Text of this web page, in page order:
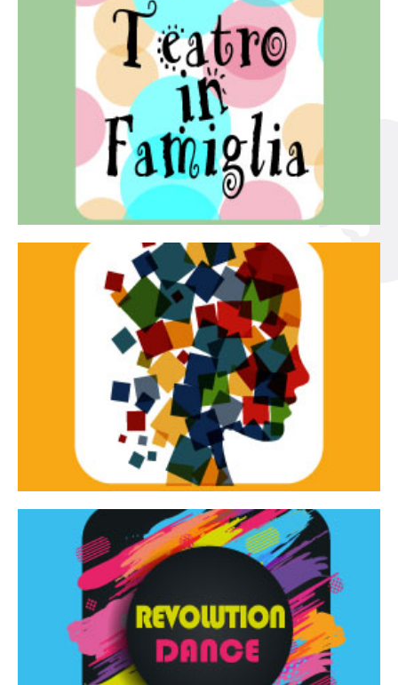
Teatro in famiglia
Teatro In Famiglia è una rassegna di teatro concepita
per far condividere e godere del teatro all’intera
famiglia.
Continua
Tracce dinamiche
Tracce Dinamiche è una rassegna di teatro
d’innovazione e sperimentale.
Continua
Revolution Dance
Rassegna di danza contemporanea – I Edizione